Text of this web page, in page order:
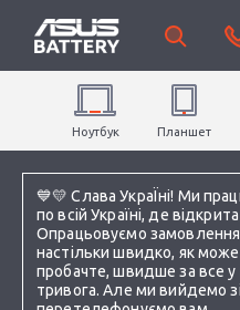
💙💛 Слава УкраЇні! Ми
по всій Україні, де
Опрацьовуємо замовлення
настільки швидко, як
пробачте, швидше за все у
тривога. Але ми вийдемо
Ноутбук Планшет